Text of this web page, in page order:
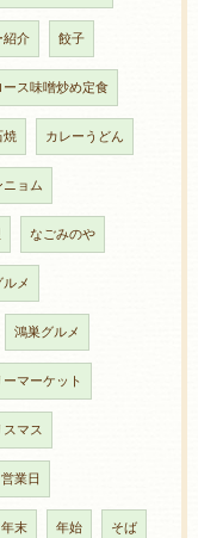
紹介 餃子
ース味噌炒め定食
焼 カレーうどん
ニョム
なごみのや
ルメ
鴻巣グルメ
ーマーケット
スマス
営業日
年末 年始 そば